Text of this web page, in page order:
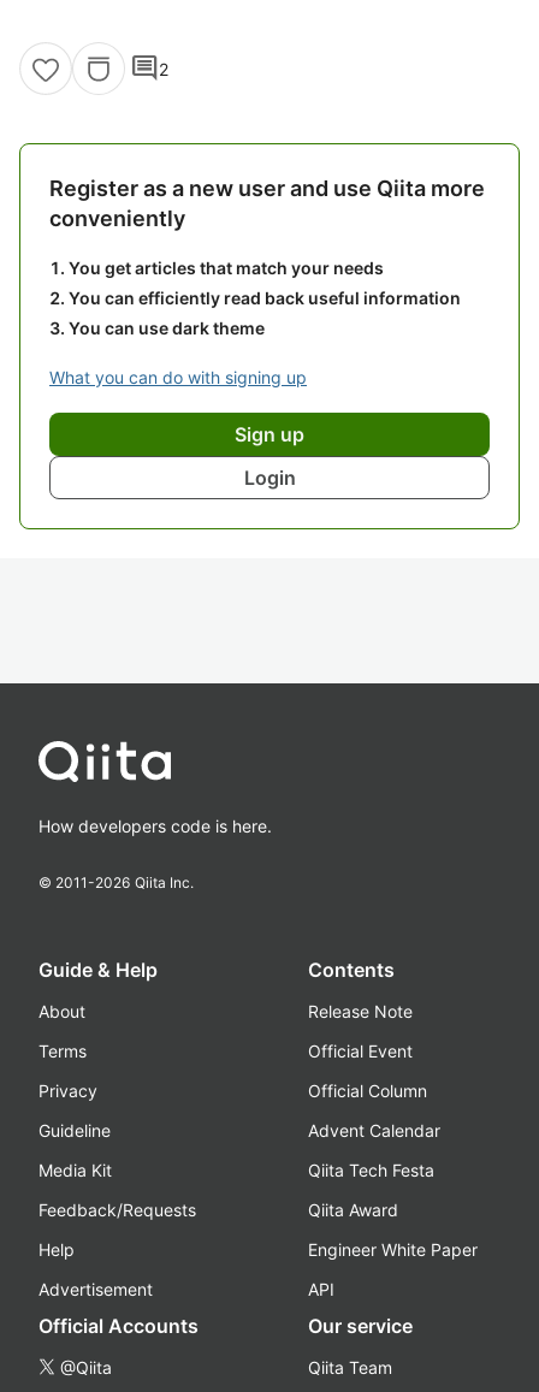
comment2
Register as a new user and use Qiita more
conveniently
You get articles that match your needs
You can efficiently read back useful information
You can use dark theme
What you can do with signing up
Sign up
Login
How developers code is here.
© 2011-2026 Qiita Inc.
Guide & Help
About
Terms
Privacy
Guideline
Media Kit
Feedback/Requests
Help
Advertisement
Contents
Release Note
Official Event
Official Column
Advent Calendar
Qiita Tech Festa
Qiita Award
Engineer White Paper
API
Official Accounts
@Qiita
Our service
Qiita Team